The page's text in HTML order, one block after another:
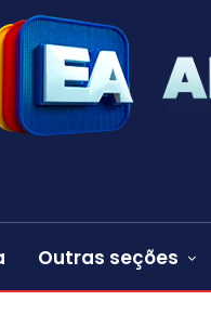
Outras seções